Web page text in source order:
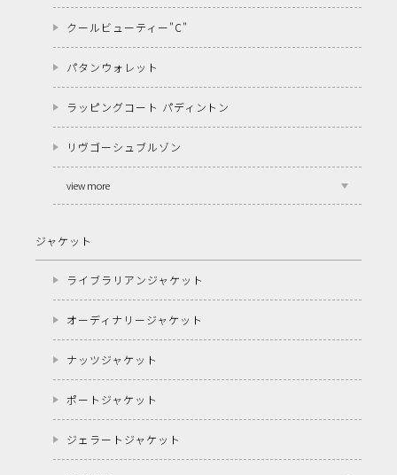
クールビューティー"C"
パタンウォレット
ラッピングコート パディントン
リヴゴーシュブルゾン
view more
ジャケット
ライブラリアンジャケット
オーディナリージャケット
ナッツジャケット
ポートジャケット
ジェラートジャケット